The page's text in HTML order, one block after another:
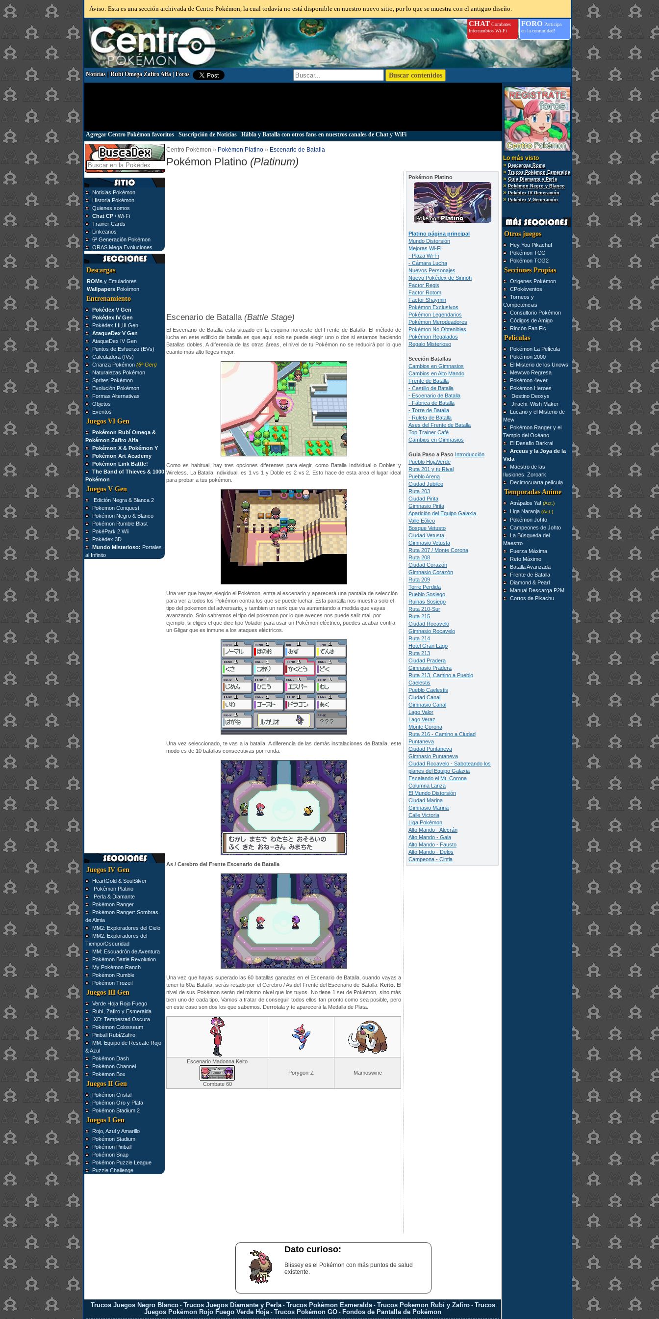
Aviso: Esta es una sección archivada de Centro Pokémon, la cual todavía no está disponible en nuestro nuevo sitio, por lo que se muestra con el antiguo diseño.
FORO Participa
en la comunidad!
CHAT Combates
Intercambios Wi-Fi
Noticias|Rubí Omega Zafiro Alfa|Foros
Agregar Centro Pokémon favoritos Suscripción de Noticias Hábla y Batalla con otros fans en nuestros canales de Chat y WiFi
Lo más visto
» Descargas Roms
» Trucos Pokémon Esmeralda
» Guía Diamante y Perla
» Pokémon Negro y Blanco
» Pokédex IV Generación
» Pokédex V Generación
Otros juegos
Hey You Pikachu!
Pokémon TCG
Pokémon TCG2
Secciones Propias
Origenes Pokémon
CPokéventos
Torneos y
Competencias
Consultorio Pokémon
Códigos de Amigo
Rincón Fan Fic
Películas
Pokémon La Película
Pokémon 2000
El Misterio de los Unows
Mewtwo Regresa
Pokémon 4ever
Pokémon Heroes
Destino Deoxys
Jirachi: Wish Maker
Lucario y el Misterio de
Mew
Pokémon Ranger y el
Templo del Océano
El Desafio Darkrai
Arceus y la Joya de la
Vida
Maestro de las
Ilusiones: Zoroark
Decimocuarta película
Temporadas Anime
Atrápalos Ya! (Act.)
Liga Naranja (Act.)
Pokémon Johto
Campeones de Johto
La Búsqueda del
Maestro
Fuerza Máxima
Reto Máximo
Batalla Avanzada
Frente de Batalla
Diamond & Pearl
Manual Descarga P2M
Cortos de Pikachu
Noticias Pokémon
Historia Pokémon
Quienes somos
Chat CP / Wi-Fi
Trainer Cards
Linkeanos
6ª Generación Pokémon
ORAS Mega Evoluciones
Descargas
ROMs y Emuladores
Wallpapers Pokémon
Entrenamiento
Pokédex V Gen
Pokédex IV Gen
Pokédex I,II,III Gen
AtaqueDex V Gen
AtaqueDex IV Gen
Puntos de Esfuerzo (EVs)
Calculadora (IVs)
Crianza Pokémon (6ª Gen)
Naturalezas Pokémon
Sprites Pokémon
Evolución Pokémon
Formas Alternativas
Objetos
Eventos
Juegos VI Gen
Pokémon Rubí Omega &
Pokémon Zafiro Alfa
Pokémon X & Pokémon Y
Pokémon Art Academy
Pokémon Link Battle!
The Band of Thieves & 1000
Pokémon
Juegos V Gen
Edición Negra & Blanca 2
Pokemon Conquest
Pokémon Negro & Blanco
Pokémon Rumble Blast
PokéPark 2 Wii
Pokédex 3D
Mundo Misterioso: Portales
al Infinito
Juegos IV Gen
HeartGold & SoulSilver
Pokémon Platino
Perla & Diamante
Pokémon Ranger
Pokémon Ranger: Sombras
de Almia
MM2: Exploradores del Cielo
MM2: Exploradores del
Tiempo/Oscuridad
MM: Escuadrón de Aventura
Pokémon Battle Revolution
My Pokémon Ranch
Pokémon Rumble
Pokémon Trozei!
Juegos III Gen
Verde Hoja Rojo Fuego
Rubí, Zafiro y Esmeralda
XD: Tempestad Oscura
Pokémon Colosseum
Pinball Rubí/Zafiro
MM: Equipo de Rescate Rojo
& Azul
Pokémon Dash
Pokémon Channel
Pokémon Box
Juegos II Gen
Pokémon Cristal
Pokémon Oro y Plata
Pokémon Stadium 2
Juegos I Gen
Rojo, Azul y Amarillo
Pokémon Stadium
Pokémon Pinball
Pokémon Snap
Pokémon Puzzle League
Puzzle Challenge
Centro Pokémon » Pokémon Platino » Escenario de Batalla
Pokémon Platino (Platinum)
Escenario de Batalla (Battle Stage)
El Escenario de Batalla esta situado en la esquina noroeste del Frente de Batalla. El método de
lucha en este edificio de batalla es que aquí solo se puede elegir uno o dos si estamos haciendo
Batallas dobles. A diferencia de las otras áreas, el nivel de tu Pokémon no se reducirá por lo que
cuanto más alto lleges mejor.
Como es habitual, hay tres opciones diferentes para elegir, como Batalla Individual o Dobles y
Wireless. La Batalla Individual, es 1 vs 1 y Doble es 2 vs 2. Esto hace de esta area el lugar ideal
para probar a tus pokémon.
Una vez que hayas elegido el Pokémon, entra al escenario y aparecerá una pantalla de selección
para ver a todos los Pokémon contra los que se puede luchar. Esta pantalla nos muestra solo el
tipo del pokemon del adversario, y tambien un rank que va aumentando a medida que vayas
avanzando. Solo sabremos el tipo del pokemon por lo que aveces nos puede salir mal, por
ejemplo, si eliges el que dice tipo Volador para usar un Pokémon eléctrico, puedes acabar contra
un Gligar que es inmune a los ataques eléctricos.
Una vez seleccionado, te vas a la batalla. A diferencia de las demás instalaciones de Batalla, este
modo es de 10 batallas consecutivas por ronda.
As / Cerebro del Frente Escenario de Batalla
Una vez que hayas superado las 60 batallas ganadas en el Escenario de Batalla, cuando vayas a
tener tu 60a Batalla, serás retado por el Cerebro / As del Frente del Escenario de Batalla: Keito. El
nivel de sus Pokémon serán del mismo nivel que los tuyos. No tiene 1 set de Pokémon, sino más
bien uno de cada tipo. Vamos a tratar de conseguir todos ellos tan pronto como sea posible, pero
en este caso son dos los que sabemos. Derrotala y te aparecerá la Medalla de Plata.
Escenario Madonna Keito
Combate 60
Porygon-Z Mamoswine
Pokémon Platino
Platino página principal
Mundo Distorsión
Mejoras Wi-Fi
- Plaza Wi-Fi
- Cámara Lucha
Nuevos Personajes
Nuevo Pokédex de Sinnoh
Factor Regis
Factor Rotom
Factor Shaymin
Pokémon Exclusivos
Pokémon Legendarios
Pokémon Merodeadores
Pokémon No Obtenibles
Pokémon Regalados
Regalo Misterioso
Sección Batallas
Cambios en Gimnasios
Cambios en Alto Mando
Frente de Batalla
- Castillo de Batalla
- Escenario de Batalla
- Fábrica de Batalla
- Torre de Batalla
- Ruleta de Batalla
Ases del Frente de Batalla
Top Trainer Café
Cambios en Gimnasios
Guia Paso a Paso Introducción
Pueblo HojaVerde
Ruta 201 y tu Rival
Pueblo Arena
Ciudad Jubileo
Ruta 203
Ciudad Pirita
Gimnasio Pirita
Aparición del Equipo Galaxia
Valle Eólico
Bosque Vetusto
Ciudad Vetusta
Gimnasio Vetusta
Ruta 207 / Monte Corona
Ruta 208
Ciudad Corazón
Gimnasio Corazón
Ruta 209
Torre Perdida
Pueblo Sosiego
Ruinas Sosiego
Ruta 210-Sur
Ruta 215
Ciudad Rocavelo
Gimnasio Rocavelo
Ruta 214
Hotel Gran Lago
Ruta 213
Ciudad Pradera
Gimnasio Pradera
Ruta 213, Camino a Pueblo
Caelestis
Pueblo Caelestis
Ciudad Canal
Gimnasio Canal
Lago Valor
Lago Veraz
Monte Corona
Ruta 216 - Camino a Ciudad
Puntaneva
Ciudad Puntaneva
Gimnasio Puntaneva
Ciudad Rocavelo - Saboteando los
planes del Equipo Galaxia
Escalando el Mt. Corona
Columna Lanza
El Mundo Distorsión
Ciudad Marina
Gimnasio Marina
Calle Victoria
Liga Pokémon
Alto Mando - Alecrán
Alto Mando - Gaia
Alto Mando - Fausto
Alto Mando - Delos
Campeona - Cintia
Dato curioso:
Blissey es el Pokémon con más puntos de salud
existente.
Trucos Juegos Negro Blanco- Trucos Juegos Diamante y Perla- Trucos Pokémon Esmeralda- Trucos Pokemon Rubí y Zafiro- Trucos
Juegos Pokémon Rojo Fuego Verde Hoja -Trucos Pokémon GO - Fondos de Pantalla de Pokémon